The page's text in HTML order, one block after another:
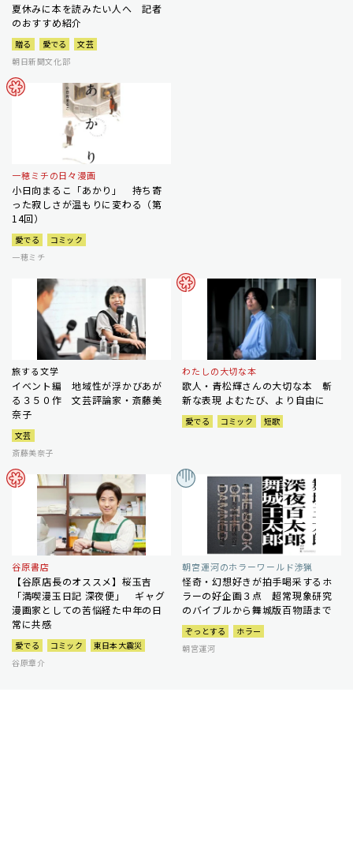
夏休みに本を読みたい人へ 記者
のおすすめ紹介
贈る 愛でる
文芸
朝日新聞文化部
一穂ミチの日々漫画
小日向まるこ「あかり」 持ち寄
った寂しさが温もりに変わる（第
14回）
愛でる
コミック
一穂ミチ
旅する文学
イベント編 地域性が浮かびあが
る３５０作 文芸評論家・斎藤美
奈子
文芸
斎藤美奈子
わたしの大切な本
歌人・青松輝さんの大切な本 斬
新な表現 よむたび、より自由に
愛でる コミック 短歌
谷原書店
【谷原店長のオススメ】桜玉吉
「満喫漫玉日記 深夜便」 ギャグ
漫画家としての苦悩経た中年の日
常に共感
愛でる コミック
東日本大震災
谷原章介
朝宮運河のホラーワールド渉猟
怪奇・幻想好きが拍手喝采するホ
ラーの好企画３点 超常現象研究
のバイブルから舞城版百物語まで
ぞっとする
ホラー
朝宮運河